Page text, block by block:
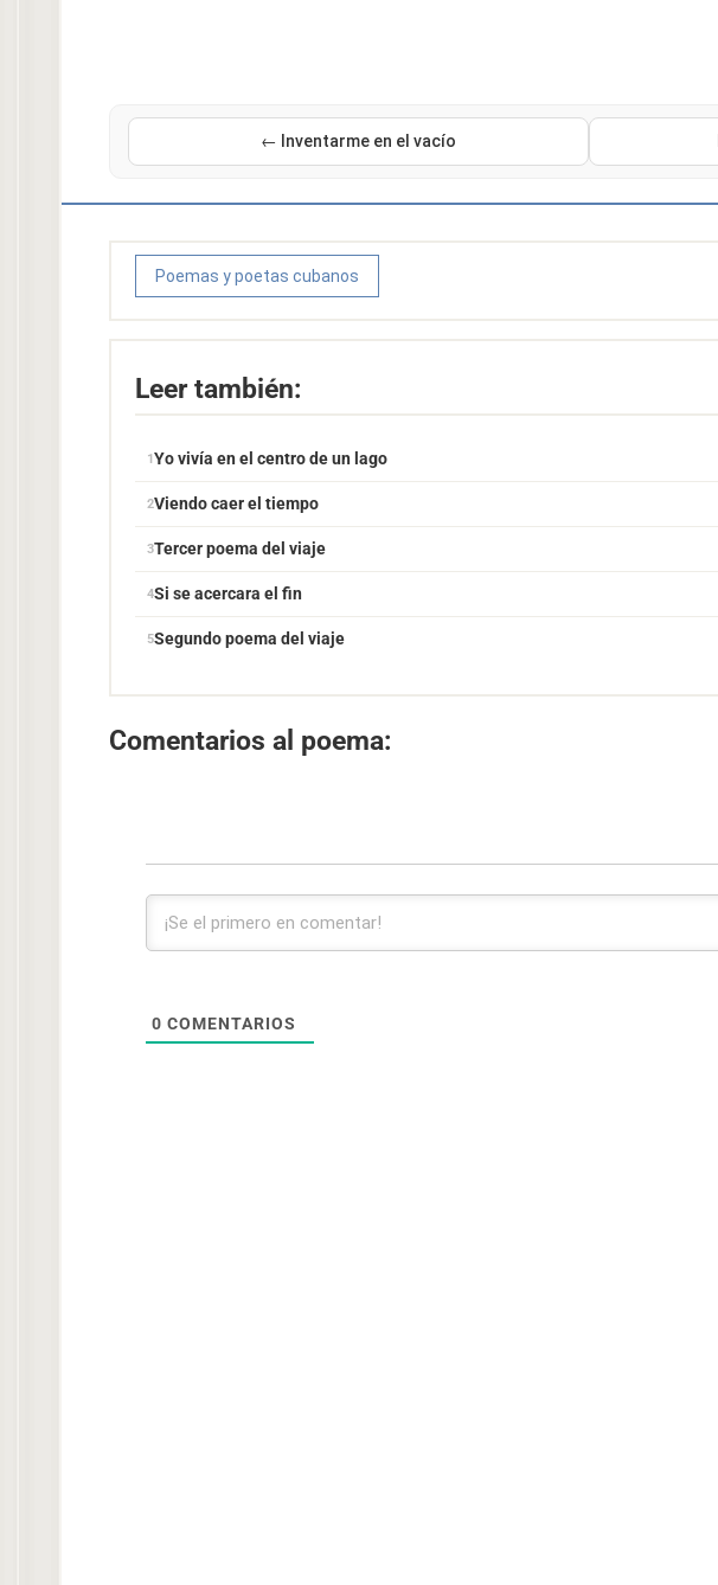
← Inventarme en el vacío
Poemas y poetas cubanos
Leer también:
Yo vivía en el centro de un lago
Viendo caer el tiempo
Tercer poema del viaje
Si se acercara el fin
Segundo poema del viaje
Comentarios al poema:
0 COMENTARIOS